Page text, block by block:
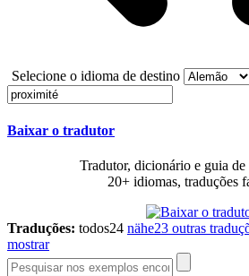
Selecione o idioma de destino
Baixar o tradutor
Tradutor, dicionário e guia de
20+ idiomas, traduções
Traduções: todos24 nähe23 outras
mostrar